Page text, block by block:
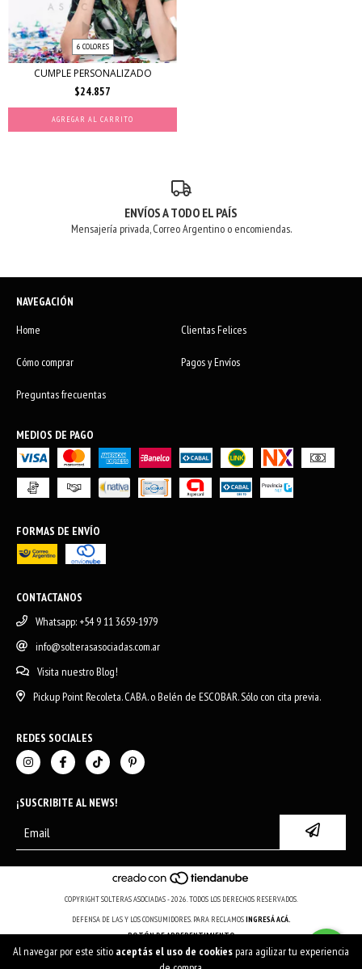
Al navegar por este sitio aceptás el uso de cookiespara agilizar tu experiencia
6 COLORES
CUMPLE PERSONALIZADO
$24.857
AGREGAR AL CARRITO
ENVÍOS A TODO EL PAÍS
Mensajería privada, Correo Argentino o encomiendas.
NAVEGACIÓN
Home
Clientas Felices
Cómo comprar Pagos y Envíos
Preguntas frecuentas
MEDIOS DE PAGO
FORMAS DE ENVÍO
CONTACTANOS
Whatsapp: +54 9 11 3659-1979
info@solterasasociadas.com.ar
Visita nuestro Blog!
Pickup Point Recoleta. CABA. o Belén de ESCOBAR. Sólo con cita previa.
REDES SOCIALES
¡SUSCRIBITE AL NEWS!
COPYRIGHT SOLTERAS ASOCIADAS - 2026. TODOS LOS DERECHOS RESERVADOS.
DEFENSA DE LAS Y LOS CONSUMIDORES. PARA RECLAMOSINGRESÁ ACÁ.
BOTÓN DE ARREPENTIMIENTO